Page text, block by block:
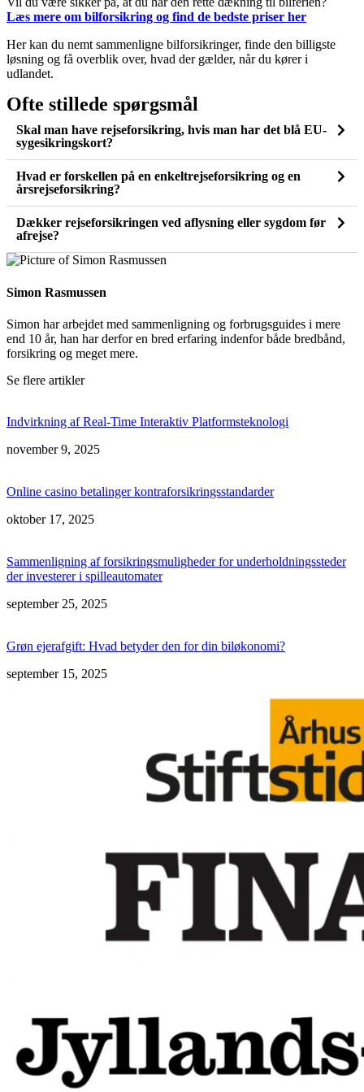
Læs mere om bilforsikring og find de bedste priser her
Her kan du nemt sammenligne bilforsikringer, finde den billigste
løsning og få overblik over, hvad der gælder, når du kører i
udlandet.
Ofte stillede spørgsmål
Skal man have rejseforsikring, hvis man har det blå EU-
sygesikringskort?
Hvad er forskellen på en enkeltrejseforsikring og en
årsrejseforsikring?
Dækker rejseforsikringen ved aflysning eller sygdom før
afrejse?
Simon Rasmussen
Simon har arbejdet med sammenligning og forbrugsguides i mere
end 10 år, han har derfor en bred erfaring indenfor både bredbånd,
forsikring og meget mere.
Se flere artikler
Indvirkning af Real-Time Interaktiv Platformsteknologi
november 9, 2025
Online casino betalinger kontraforsikringsstandarder
oktober 17, 2025
Sammenligning af forsikringsmuligheder for underholdningssteder
der investerer i spilleautomater
september 25, 2025
Grøn ejerafgift: Hvad betyder den for din biløkonomi?
september 15, 2025